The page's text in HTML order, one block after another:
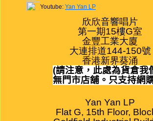
Youtube: Yan Yan LP
欣欣音響唱片
第一期15樓G室
金豐工業大廈
大連排道144-150號
香港新界葵涌
(請注意，此處為貨倉我
無門市店舖。只支持網
Yan Yan LP
Flat G, 15th Floor,